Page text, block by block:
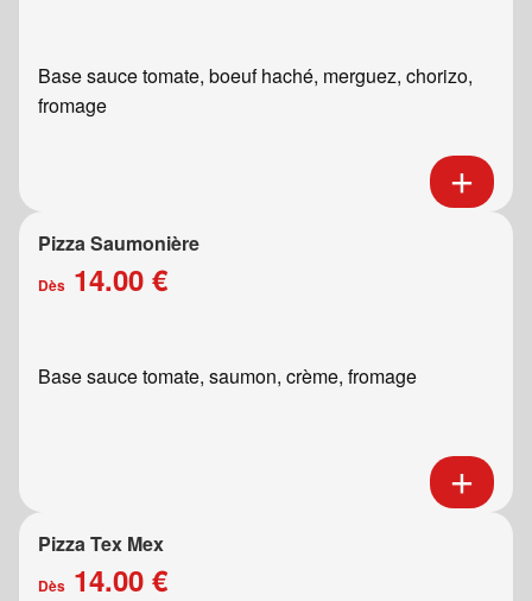
Base sauce tomate, boeuf haché, merguez, chorizo,
fromage
Pizza Saumonière
Dès 14.00 €
Base sauce tomate, saumon, crème, fromage
Pizza Tex Mex
Dès 14.00 €